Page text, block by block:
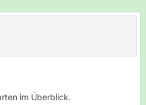
im Überblick.